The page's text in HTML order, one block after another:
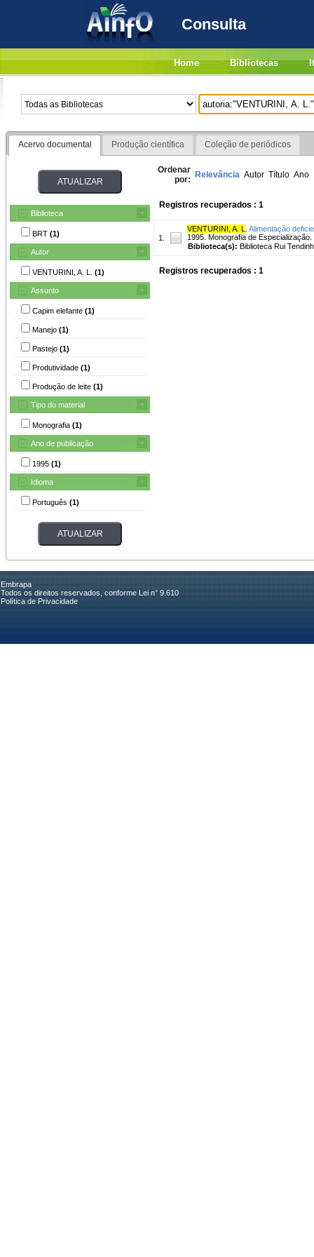
Consulta
Home Bibliotecas
Acervo documental Produção científica Coleção de periódicos
Biblioteca
BRT (1)
Autor
VENTURINI, A. L. (1)
Assunto
Capim elefante (1)
Manejo (1)
Pastejo (1)
Produtividade (1)
Produção de leite (1)
Tipo do material
Monografia (1)
Ano de publicação
1995 (1)
Idioma
Português (1)
Ordenar
por: Relevância Autor Título Ano
Registros recuperados : 1
1.
VENTURINI, A. L
Alimentação
1995. Monografia de Especialização.
Biblioteca(s): Biblioteca Rui
Registros recuperados : 1
Embrapa
Todos os direitos reservados, conforme Lei n° 9.610
Política de Privacidade